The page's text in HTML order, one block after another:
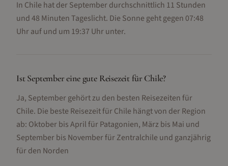
In Chile hat der September durchschnittlich 11 Stunden
und 48 Minuten Tageslicht. Die Sonne geht gegen 07:48
Uhr auf und um 19:37 Uhr unter.
Ist September eine gute Reisezeit für Chile?
Ja, September gehört zu den besten Reisezeiten für
Chile. Die beste Reisezeit für Chile hängt von der Region
ab: Oktober bis April für Patagonien, März bis Mai und
September bis November für Zentralchile und ganzjährig
für den Norden